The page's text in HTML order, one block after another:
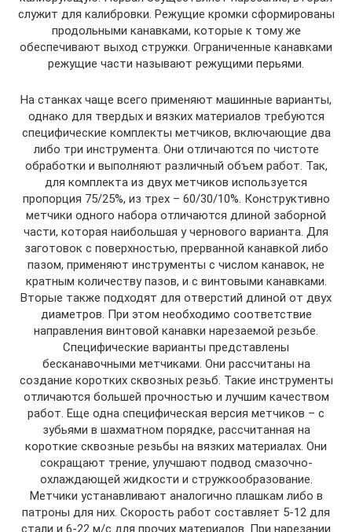
служит для калибровки. Режущие кромки сформированы
продольными канавками, которые к тому же
обеспечивают выход стружки. Ограниченные канавками
режущие части называют режущими перьями.
На станках чаще всего применяют машинные варианты,
однако для твердых и вязких материалов требуются
специфические комплекты метчиков, включающие два
либо три инструмента. Они отличаются по чистоте
обработки и выполняют различный объем работ. Так,
для комплекта из двух метчиков используется
пропорция 75/25%, из трех – 60/30/10%. Конструктивно
метчики одного набора отличаются длиной заборной
части, которая наибольшая у чернового варианта. Для
заготовок с поверхностью, прерванной канавкой либо
пазом, применяют инструменты с числом канавок, не
кратным количеству пазов, и с винтовыми канавками.
Вторые также подходят для отверстий длиной от двух
диаметров. При этом необходимо соответствие
направления винтовой канавки нарезаемой резьбе.
Специфические варианты представлены
бесканавочными метчиками. Они рассчитаны на
создание коротких сквозных резьб. Такие инструменты
отличаются большей прочностью и лучшим качеством
работ. Еще одна специфическая версия метчиков – с
зубьями в шахматном порядке, рассчитанная на
короткие сквозные резьбы на вязких материалах. Они
сокращают трение, улучшают подвод смазочно-
охлаждающей жидкости и стружкообразование.
Метчики устанавливают аналогично плашкам либо в
патроны для них. Скорость работ составляет 5-12 для
стали и 6-22 м/с для прочих материалов. При нарезании